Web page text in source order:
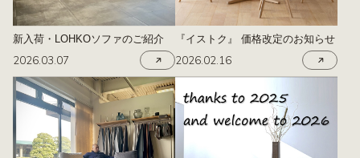
新入荷・LOHKOソファのご紹介
2026.03.07
『イストク』 価格改定のお知らせ
2026.02.16